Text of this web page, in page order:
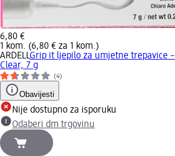
6,80 €
1 kom. (6,80 € za 1 kom.)
ARDELLGrip it ljepilo za umjetne trepavice –
Clear, 7 g
(4)
Obavijesti
Nije dostupno za isporuku
Odaberi dm trgovinu